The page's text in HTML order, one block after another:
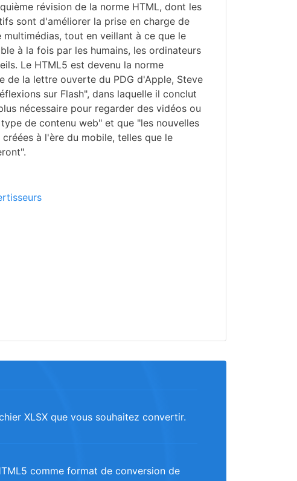
révision de la norme HTML, dont les
sont d'améliorer la prise en charge de
tout en veillant à ce que le
à la fois par les humains, les ordinateurs
Le HTML5 est devenu la norme
de la lettre ouverte du PDG d'Apple, Steve
sur Flash", dans laquelle il conclut
nécessaire pour regarder des vidéos ou
de contenu web" et que "les nouvelles
à l'ère du mobile, telles que le
XLSX que vous souhaitez convertir.
comme format de conversion de